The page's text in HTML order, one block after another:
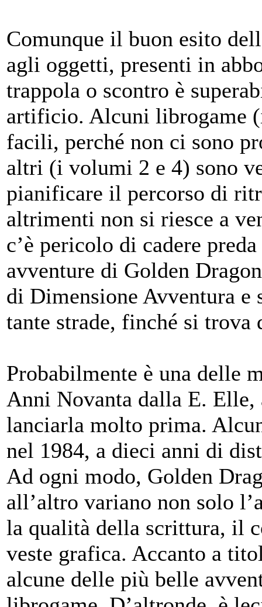
Comunque il buon esito
agli oggetti, presenti in
trappola o scontro è
artificio. Alcuni librogame
facili, perché non ci sono
altri (i volumi 2 e 4) sono
pianificare il percorso di
altrimenti non si riesce a
c’è pericolo di cadere
avventure di Golden
di Dimensione Avventura e
tante strade, finché si trova
Probabilmente è una delle
Anni Novanta dalla E. Elle,
lanciarla molto prima.
nel 1984, a dieci anni di
Ad ogni modo, Golden
all’altro variano non solo
la qualità della scrittura, il
veste grafica. Accanto a
alcune delle più belle